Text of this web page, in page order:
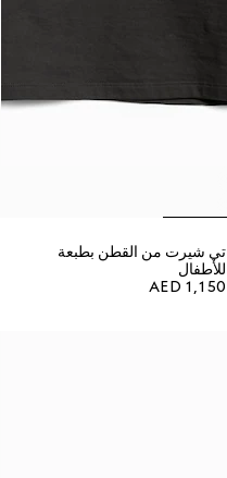
تي شيرت من القطن بطبعة
للأطفال
AED 1,150